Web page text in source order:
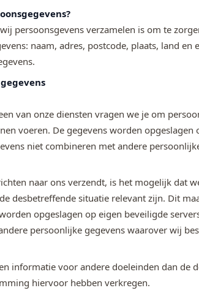
persoonsgevens verzamelen is om te
naam, adres, postcode, plaats, land
van onze diensten vragen we je om
voeren. De gegevens worden
niet combineren met andere
naar ons verzendt, is het mogelijk dat
desbetreffende situatie relevant zijn. Dit
opgeslagen op eigen beveiligde
persoonlijke gegevens waarover wij
informatie voor andere doeleinden dan de
hiervoor hebben verkregen.